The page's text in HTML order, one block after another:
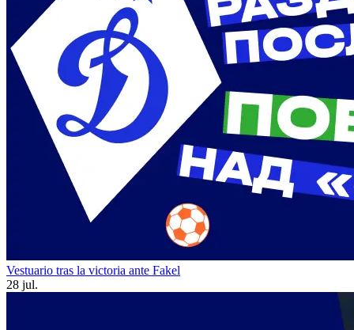
Vestuario tras la victoria ante Fakel
28 jul.